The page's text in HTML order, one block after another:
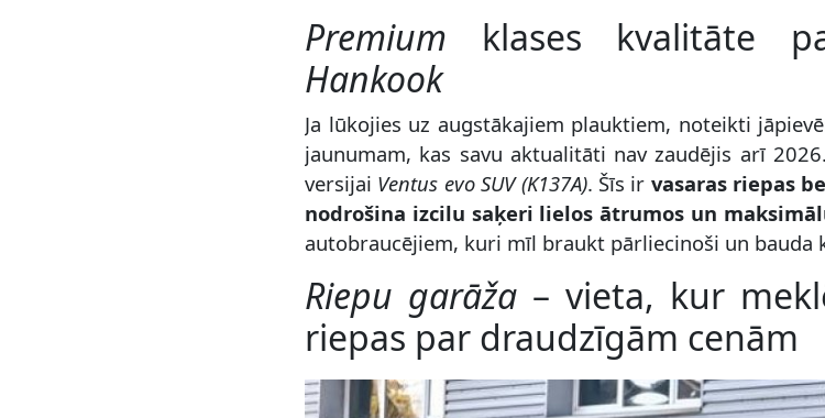
Premium klases kvalitāte
Hankook
Ja lūkojies uz augstākajiem plauktiem, noteikti
jaunumam, kas savu aktualitāti nav zaudējis arī
versijai Ventus evo SUV (K137A). Šīs ir vasaras riepas
nodrošina izcilu saķeri lielos ātrumos un
autobraucējiem, kuri mīl braukt pārliecinoši un
Riepu garāža – vieta, kur
riepas par draudzīgām cenām